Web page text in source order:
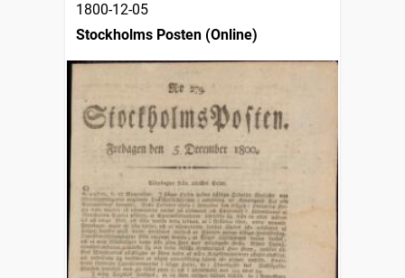
1800-12-05
Stockholms Posten (Online)